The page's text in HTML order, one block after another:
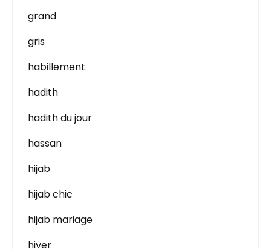
grand
gris
habillement
hadith
hadith du jour
hassan
hijab
hijab chic
hijab mariage
hiver